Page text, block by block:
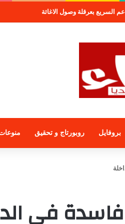
بعرقلة وصول الاغاثة
بروفايل روبورتاج و تحقيق
في